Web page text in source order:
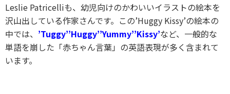
Leslie Patricelliも、幼児向けのかわいいイラストの絵本を
沢山出している作家さんです。この’Huggy Kissy’の絵本の
中では、 ’Tuggy’’Huggy’’Yummy’’Kissy’など、一般的な
単語を崩した「赤ちゃん言葉」の英語表現が多く含まれて
います。